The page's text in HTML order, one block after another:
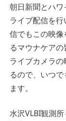
朝日新聞とハ
ライブ配信を
信でもこの映
るマウナケア
ライブカメラ
るので、いつ
ます。
水沢VLBI観測